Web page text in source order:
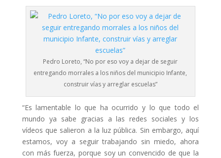
Pedro Loreto, “No por eso voy a dejar de seguir
entregando morrales a los niños del municipio Infante,
construir vías y arreglar escuelas”
“Es lamentable lo que ha ocurrido y lo que todo el
mundo ya sabe gracias a las redes sociales y los
vídeos que salieron a la luz pública. Sin embargo, aquí
estamos, voy a seguir trabajando sin miedo, ahora
con más fuerza, porque soy un convencido de que la